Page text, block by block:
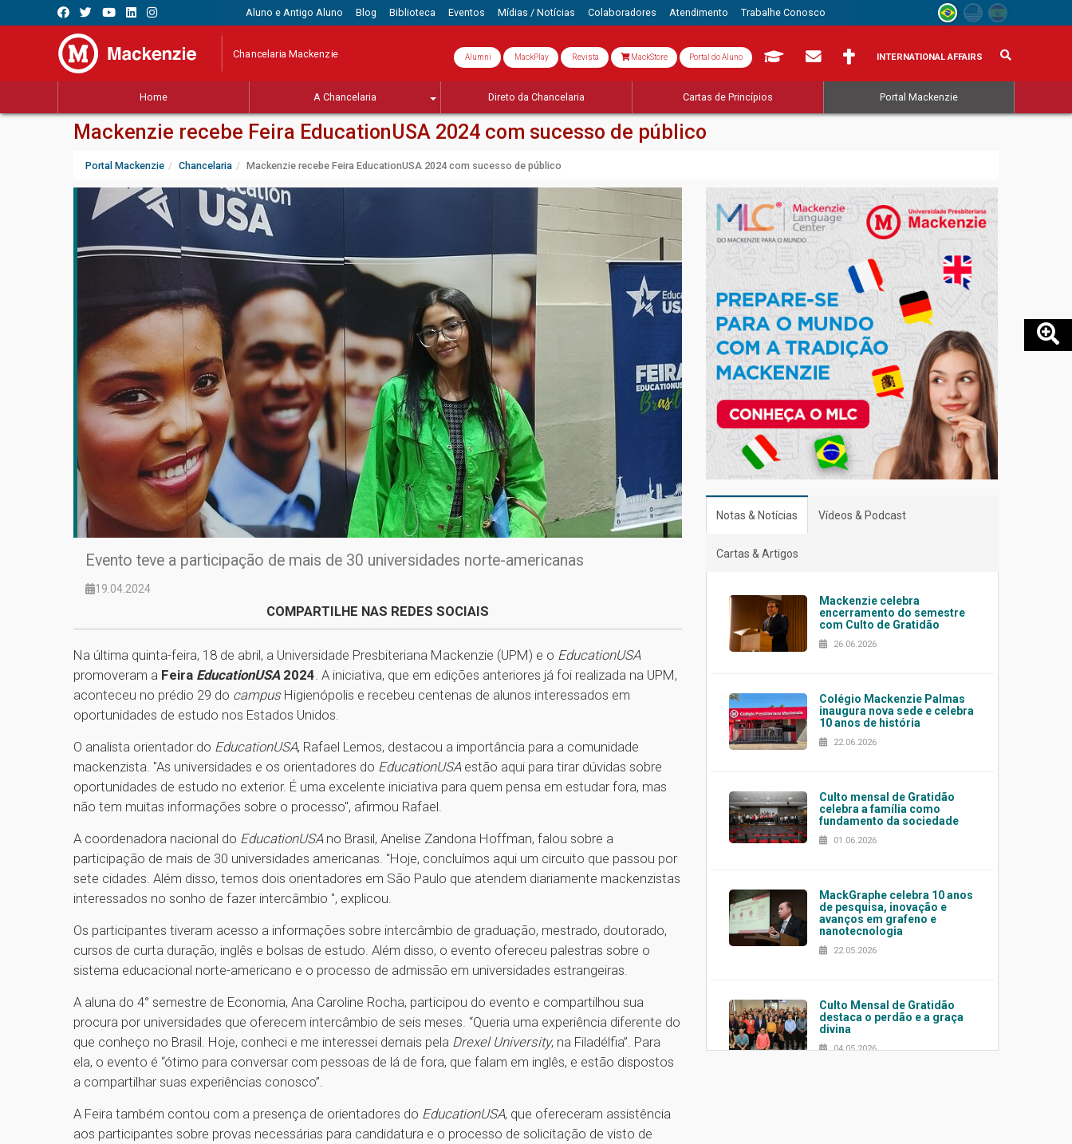
Aluno e Antigo Aluno Blog Biblioteca Eventos Mídias / Notícias Colaboradores Atendimento Trabalhe Conosco
Chancelaria Mackenzie Alumni MackPlay Revista MackStore Portal do Aluno INTERNATIONAL AFFAIRS
Home A Chancelaria Direto da Chancelaria Cartas de Princípios Portal Mackenzie
Mackenzie recebe Feira EducationUSA 2024 com sucesso de público
Portal Mackenzie Chancelaria Mackenzie recebe Feira EducationUSA 2024 com sucesso de público
Evento teve a participação de mais de 30 universidades norte-americanas
19.04.2024
COMPARTILHE NAS REDES SOCIAIS
Na última quinta-feira, 18 de abril, a Universidade Presbiteriana Mackenzie (UPM) e o EducationUSA
promoveram a Feira EducationUSA 2024 . A iniciativa, que em edições anteriores já foi realizada na UPM,
aconteceu no prédio 29 do campus Higienópolis e recebeu centenas de alunos interessados em
oportunidades de estudo nos Estados Unidos.
O analista orientador do EducationUSA, Rafael Lemos, destacou a importância para a comunidade
mackenzista. "As universidades e os orientadores do EducationUSA estão aqui para tirar dúvidas sobre
oportunidades de estudo no exterior. É uma excelente iniciativa para quem pensa em estudar fora, mas
não tem muitas informações sobre o processo", afirmou Rafael.
A coordenadora nacional do EducationUSA no Brasil, Anelise Zandona Hoffman, falou sobre a
participação de mais de 30 universidades americanas. "Hoje, concluímos aqui um circuito que passou por
sete cidades. Além disso, temos dois orientadores em São Paulo que atendem diariamente mackenzistas
interessados no sonho de fazer intercâmbio ", explicou.
Os participantes tiveram acesso a informações sobre intercâmbio de graduação, mestrado, doutorado,
cursos de curta duração, inglês e bolsas de estudo. Além disso, o evento ofereceu palestras sobre o
sistema educacional norte-americano e o processo de admissão em universidades estrangeiras.
A aluna do 4° semestre de Economia, Ana Caroline Rocha, participou do evento e compartilhou sua
procura por universidades que oferecem intercâmbio de seis meses. “Queria uma experiência diferente do
que conheço no Brasil. Hoje, conheci e me interessei demais pela Drexel University, na Filadélfia”. Para
ela, o evento é “ótimo para conversar com pessoas de lá de fora, que falam em inglês, e estão dispostos
a compartilhar suas experiências conosco”.
A Feira também contou com a presença de orientadores do EducationUSA, que ofereceram assistência
aos participantes sobre provas necessárias para candidatura e o processo de solicitação de visto de
Notas & Notícias Vídeos & Podcast
Cartas & Artigos
Mackenzie celebra
encerramento do semestre
com Culto de Gratidão
26.06.2026
Colégio Mackenzie Palmas
inaugura nova sede e celebra
10 anos de história
22.06.2026
Culto mensal de Gratidão
celebra a família como
fundamento da sociedade
01.06.2026
MackGraphe celebra 10 anos
de pesquisa, inovação e
avanços em grafeno e
nanotecnologia
22.05.2026
Culto Mensal de Gratidão
destaca o perdão e a graça
divina
04.05.2026